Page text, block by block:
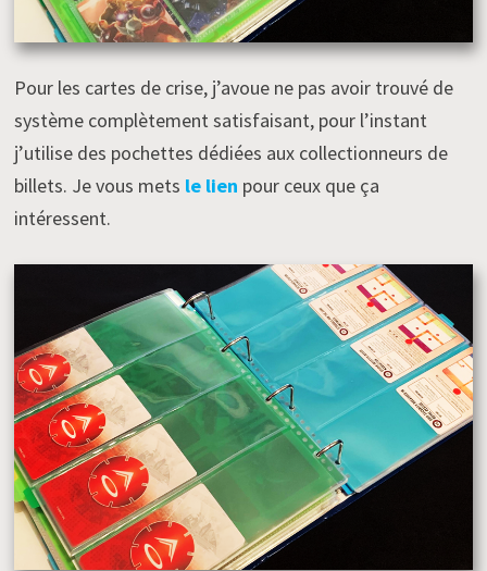
Pour les cartes de crise, j’avoue ne pas avoir trouvé de
système complètement satisfaisant, pour l’instant
j’utilise des pochettes dédiées aux collectionneurs de
billets. Je vous mets le lien pour ceux que ça
intéressent.